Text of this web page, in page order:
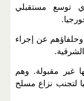
توسع مستقبلي
وحلفاؤهم عن إجراء
غير مقبولة. وهم
لتجنب نزاع مسلح